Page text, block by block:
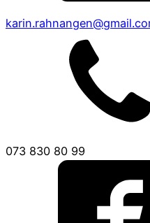
073 830 80 99